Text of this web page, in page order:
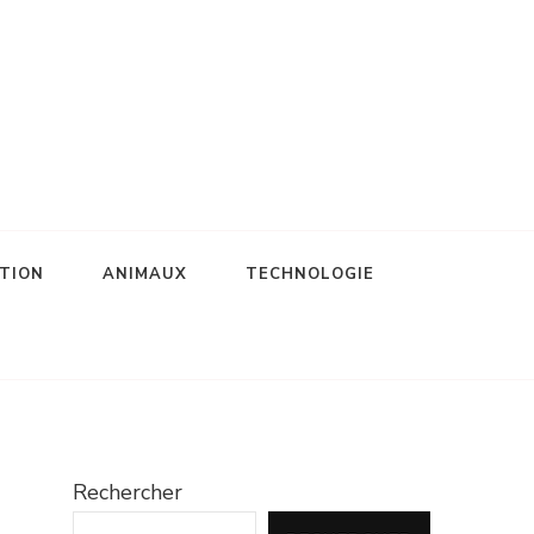
ANIMAUX TECHNOLOGIE
Rechercher